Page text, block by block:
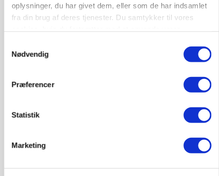
oplysninger, du har givet dem, eller som de har indsamlet
fra din brug af deres tjenester. Du samtykker til vores
Nødvendig
Præferencer
Statistik
Marketing
24-årigt finansgeni